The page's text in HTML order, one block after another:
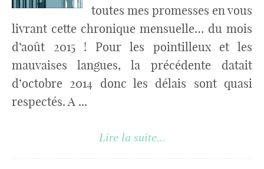
toutes mes promesses en vous
livrant cette chronique mensuelle… du mois
d’août 2015 ! Pour les pointilleux et les
mauvaises langues, la précédente datait
d’octobre 2014 donc les délais sont quasi
respectés. A ...
Lire la suite...